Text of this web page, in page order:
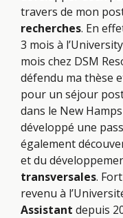
travers de mon
recherches. En
3 mois à
mois chez DSM
défendu ma thèse
pour un séjour
dans le New
développé une
également
et du
transversales.
revenu à
Assistant depuis